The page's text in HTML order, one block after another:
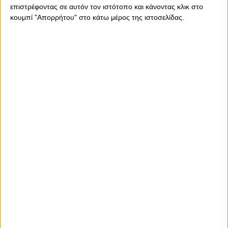
επιστρέφοντας σε αυτόν τον ιστότοπο και κάνοντας κλικ στο
κουμπί "Απορρήτου" στο κάτω μέρος της ιστοσελίδας.
Σάββατο, 10 Ιανουαρίου 2026 - 18:33